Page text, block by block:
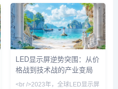
特点1. 三层架构天工AI平台
的架构设计分为三个层次：
底层提供强大的计算资源支
持...
迭代和升级，最终在2023年
8月正式以豆包AI的形式推
出，成为企业和个人用户的
智能助手。豆包AI的海外版
本命名为 cici，进一步扩展
了其全球化应用潜力。功能
和特点1. 多模态能力豆包AI
具备强大...
LED显示屏逆势突围：从价
格战到技术战的产业变局
<br />2023年，全球LED显示屏